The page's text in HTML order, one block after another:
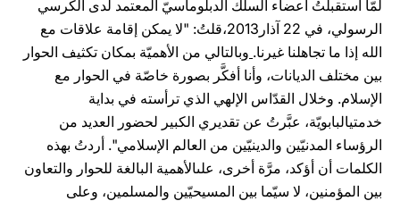
لمّا استقبلتُ أعضاء السلك الدبلوماسيّ المعتمد لدى الكرسي
الرسولي، في 22 آذار2013،قلتُ: "لا يمكن إقامة علاقات مع
الله إذا ما تجاهلنا غيرنا. وبالتالي من الأهميّة بمكان تكثيف الحوار
بين مختلف الديانات، وأنا أفكَّر بصورة خاصّة في الحوار مع
الإسلام. وخلال القدّاس الإلهي الذي ترأسته في بداية
خدمتيالبابويّة، عبَّرتُ عن تقديري الكبير لحضور العديد من
الرؤساء المدنيّين والدينيّين من العالم الإسلامي". أردتُ بهذه
الكلمات أن أؤكد، مرَّة أخرى، علىالأهمية البالغة للحوار والتعاون
بين المؤمنين، لا سيّما بين المسيحيّين والمسلمين، وعلى